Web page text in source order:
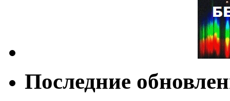
Последние